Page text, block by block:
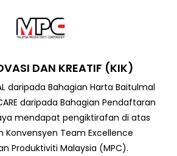
DAN KREATIF (KIK)
daripada Bahagian Harta Baitulmal
daripada Bahagian Pendaftaran
mendapat pengiktirafan di atas
Team Excellence
Produktiviti Malaysia (MPC).